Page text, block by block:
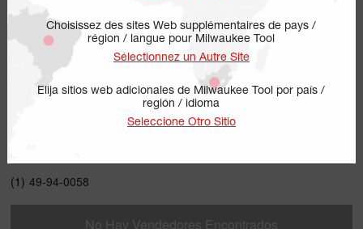
Choisissez des sites Web supplémentaires de pays /
région / langue pour Milwaukee Tool
Sélectionnez un Autre Site
Elija sitios web adicionales de Milwaukee Tool por país /
región / idioma
Seleccione Otro Sitio
(1) 49-94-0058
No Hay Vendedores Encontrados